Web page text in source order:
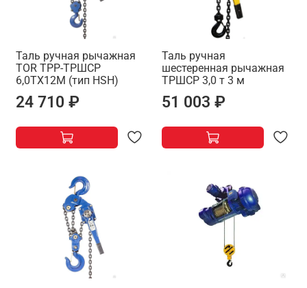
Таль ручная рычажная
TOR ТРР-ТРШСР
6,0ТХ12М (тип HSH)
24 710 ₽
Таль ручная
шестеренная рычажная
ТРШСР 3,0 т 3 м
51 003 ₽